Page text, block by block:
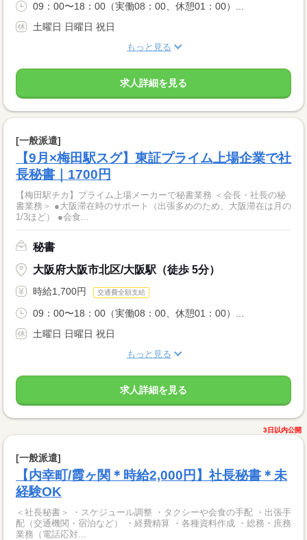
09：00〜18：00（実働08：00、休憩01：00）...
土曜日 日曜日 祝日
もっと見る
求人詳細を見る
[一般派遣]
【9月×梅田駅スグ】東証プライム上場企業で社
長秘書｜1700円
【梅田駅チカ】プライム上場メーカーで秘書業務 ＜会長・社長の秘
書業務＞ ●大阪滞在時のサポート（出張多めのため、大阪滞在は月の
1/3ほど） ●会食...
秘書
大阪府大阪市北区/大阪駅（徒歩 5分）
時給1,700円 交通費全額支給
09：00〜18：00（実働08：00、休憩01：00）...
土曜日 日曜日 祝日
もっと見る
求人詳細を見る
3日以内公開
[一般派遣]
【内幸町/霞ヶ関＊時給2,000円】社長秘書＊未
経験OK
＜社長秘書＞ ・スケジュール調整 ・タクシーや会食の手配 ・出張手
配（交通機関・宿泊など） ・経費精算 ・各種資料作成 ・総務・庶務
業務（電話応対...